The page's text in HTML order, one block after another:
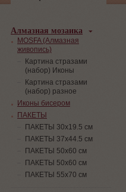
Алмазная мозаика
MOSFA (Алмазная
живопись)
Картина стразами
(набор) Иконы
Картина стразами
(набор) разное
Иконы бисером
ПАКЕТЫ
ПАКЕТЫ 30х19.5 см
ПАКЕТЫ 37х44.5 см
ПАКЕТЫ 50х60 см
ПАКЕТЫ 50х60 см
ПАКЕТЫ 55х70 см